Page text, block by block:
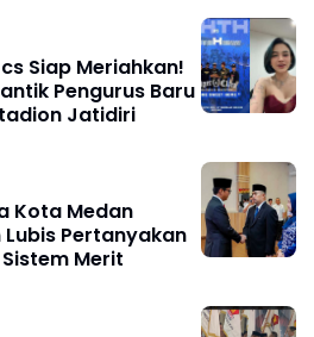
Siap Meriahkan!
Pengurus Baru
Jatidiri
Kota Medan
Pertanyakan
Merit